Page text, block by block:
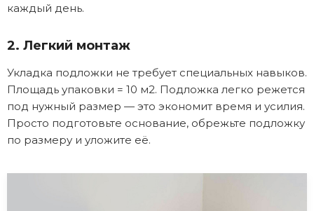
каждый день.
2. Легкий монтаж
Укладка подложки не требует специальных навыков.
Площадь упаковки = 10 м2. Подложка легко режется
под нужный размер — это экономит время и усилия.
Просто подготовьте основание, обрежьте подложку
по размеру и уложите её.